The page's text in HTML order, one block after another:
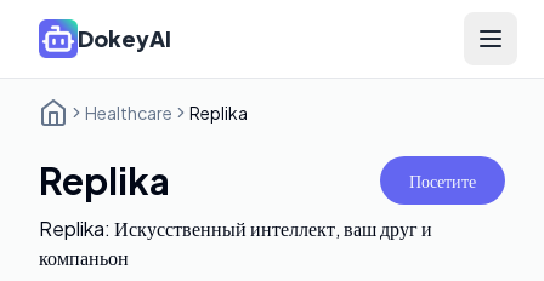
DokeyAI Open
Healthcare Replika
Replika Посетите
Replika: Искусственный интеллект, ваш друг и
компаньон